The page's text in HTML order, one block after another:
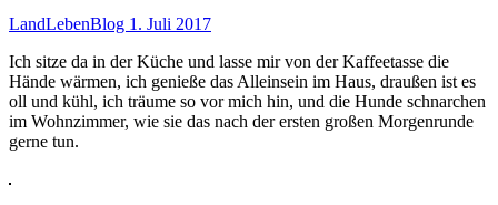
LandLebenBlog 1. Juli 2017
Ich sitze da in der Küche und lasse mir von der Kaffeetasse die
Hände wärmen, ich genieße das Alleinsein im Haus, draußen ist es
oll und kühl, ich träume so vor mich hin, und die Hunde schnarchen
im Wohnzimmer, wie sie das nach der ersten großen Morgenrunde
gerne tun.